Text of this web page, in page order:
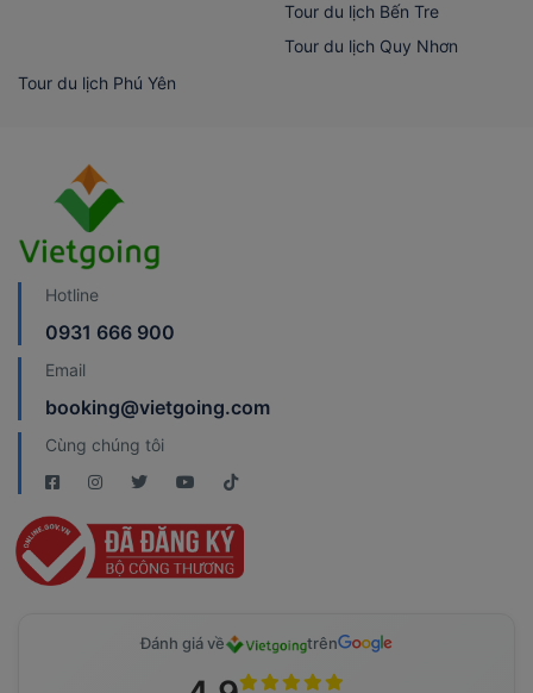
Tour du lịch Bến Tre
Tour du lịch Quy Nhơn
Tour du lịch Phú Yên
Hotline
0931 666 900
Email
booking@vietgoing.com
Cùng chúng tôi
Đánh giá về trên